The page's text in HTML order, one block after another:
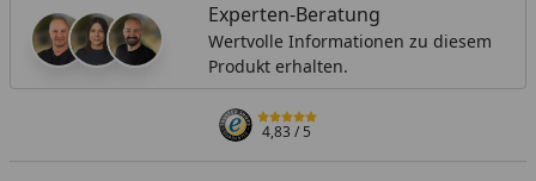
Experten-Beratung
Wertvolle Informationen zu diesem
Produkt erhalten.
4,83/ 5